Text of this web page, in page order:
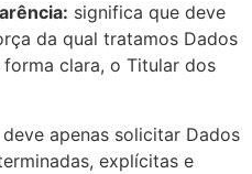
significa que deve
da qual tratamos Dados
clara, o Titular dos
deve apenas solicitar Dados
explícitas e